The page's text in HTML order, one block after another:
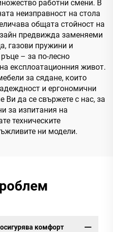
работни смени. В
неизправност на стола
общата стойност на
предвижда заменяеми
газови пружини и
– за по-лесно
експлоатационния живот.
за сядане, които
и ергономични
Ви да се свържете с нас, за
за изпитания на
техническите
ни модели.
комфорт